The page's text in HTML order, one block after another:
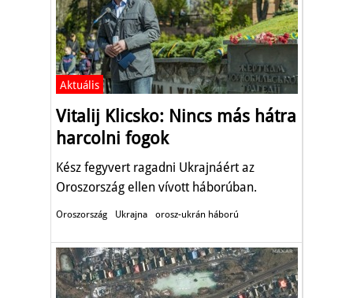
Aktuális
Vitalij Klicsko: Nincs más hátra
harcolni fogok
Kész fegyvert ragadni Ukrajnáért az
Oroszország ellen vívott háborúban.
Oroszország Ukrajna orosz-ukrán háború